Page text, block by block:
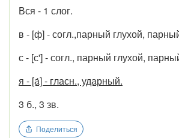
Вся - 1 слог.
в - [ф] - согл.,парный глухой,
с - [с'] - согл., парный глухой,
я - [а́] - гласн., ударный.
3 б., 3 зв.
Поделиться